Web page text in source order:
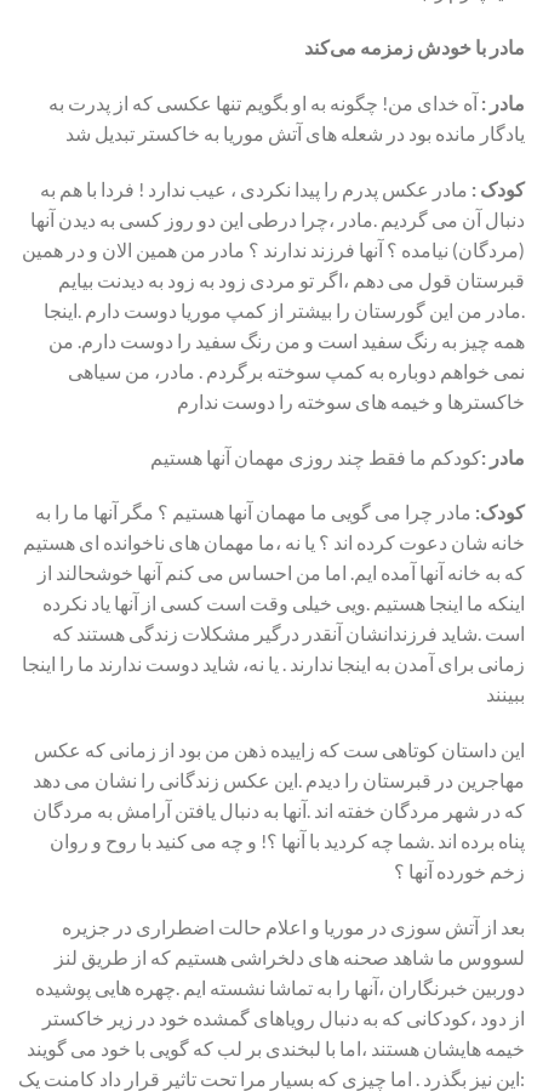
مادر با خودش زمزمه می‌کند
مادر : آه خدای من! چگونه به او بگویم تنها عکسی که از پدرت به
یادگار مانده بود در شعله های آتش موریا به خاکستر تبدیل شد
کودک : مادر عکس پدرم را پیدا نکردی ، عیب ندارد ! فردا با هم به
دنبال آن می گردیم .مادر ،چرا درطی این دو روز کسی به دیدن آنها
(مردگان) نیامده ؟ آنها فرزند ندارند ؟ مادر من همین الان و در همین
قبرستان قول می دهم ،اگر تو مردی زود به زود به دیدنت بیایم
.مادر من این گورستان را بیشتر از کمپ موریا دوست دارم .اینجا
همه چیز به رنگ سفید است و من رنگ سفید را دوست دارم. من
نمی خواهم دوباره به کمپ سوخته برگردم . مادر، من سیاهی
خاکسترها و خیمه های سوخته را دوست ندارم
مادر :کودکم ما فقط چند روزی مهمان آنها هستیم
کودک: مادر چرا می گویی ما مهمان آنها هستیم ؟ مگر آنها ما را به
خانه شان دعوت کرده اند ؟ یا نه ،ما مهمان های ناخوانده ای هستیم
که به خانه آنها آمده ایم. اما من احساس می کنم آنها خوشحالند از
اینکه ما اینجا هستیم .ویی خیلی وقت است کسی از آنها یاد نکرده
است .شاید فرزندانشان آنقدر درگیر مشکلات زندگی هستند که
زمانی برای آمدن به اینجا ندارند . یا نه، شاید دوست ندارند ما را اینجا
ببینند
این داستان کوتاهی ست که زاییده ذهن من بود از زمانی که عکس
مهاجرین در قبرستان را دیدم .این عکس زندگانی را نشان می دهد
که در شهر مردگان خفته اند .آنها به دنبال یافتن آرامش به مردگان
پناه برده اند .شما چه کردید با آنها ؟! و چه می کنید با روح و روان
زخم خورده آنها ؟
بعد از آتش سوزی در موریا و اعلام حالت اضطراری در جزیره
لسووس ما شاهد صحنه های دلخراشی هستیم که از طریق لنز
دوربین خبرنگاران ،آنها را به تماشا نشسته ایم .چهره هایی پوشیده
از دود ،کودکانی که به دنبال رویاهای گمشده خود در زیر خاکستر
خیمه هایشان هستند ،اما با لبخندی بر لب که گویی با خود می گویند
:این نیز بگذرد . اما چیزی که بسیار مرا تحت تاثیر قرار داد کامنت یک